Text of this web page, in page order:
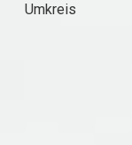
Umkreis